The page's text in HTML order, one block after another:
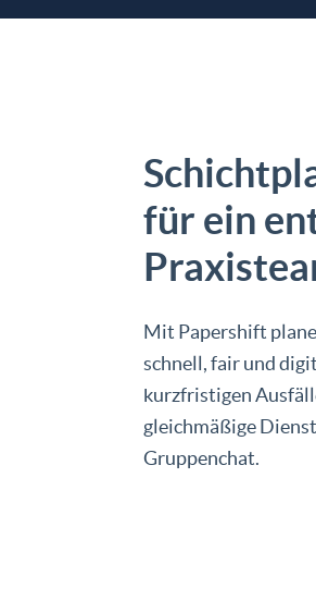
für ein
Mit Papershift
schnell, fair und
kurzfristigen
gleichmäßige
Gruppenchat.